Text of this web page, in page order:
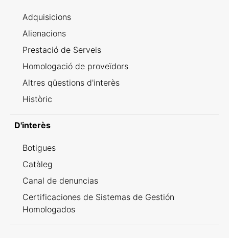
Adquisicions
Alienacions
Prestació de Serveis
Homologació de proveïdors
Altres qüestions d'interès
Històric
D'interès
Botigues
Catàleg
Canal de denuncias
Certificaciones de Sistemas de Gestión
Homologados